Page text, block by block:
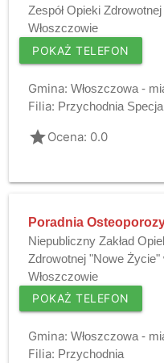
Zespół Opieki
Włoszczowie
POKAŻ TELEFON
Gmina: Włoszczowa -
Filia: Przychodnia
gradeOcena: 0.0
Poradnia
Niepubliczny Zakład
Zdrowotnej "Nowe Życie"
Włoszczowie
POKAŻ TELEFON
Gmina: Włoszczowa -
Filia: Przychodnia